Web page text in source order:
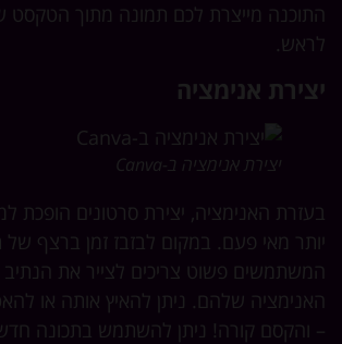
מייצרת לכם תמונה מתוך הטקסט
אנימציה
יצירת אנימציה ב-Canva
האנימציה, יצירת סרטונים הופכת
מאי פעם. במקום לבזבז זמן ברצף של
פשוט צריכים לצייר את הנתיב
שלהם. ניתן להאיץ אותה או להאט
קורה! ניתן להשתמש בתכונה חדשנית